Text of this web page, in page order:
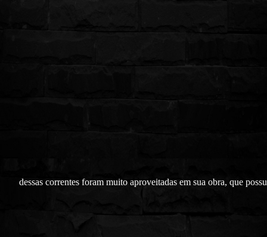
dessas correntes foram muito aproveitadas em sua obra, que